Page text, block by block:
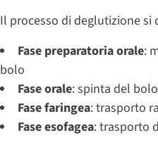
Il processo di deglutizione si
Fase preparatoria orale:
bolo
Fase orale: spinta del
Fase faringea: trasporto
Fase esofagea: trasporto